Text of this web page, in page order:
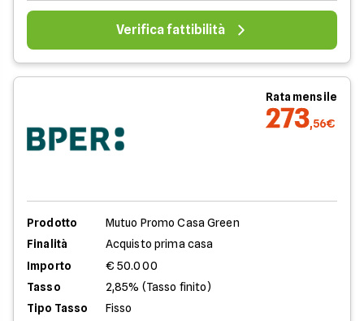
Verifica fattibilità
Rata mensile
273,56€
Prodotto
Mutuo Promo Casa Green
Finalità
Acquisto prima casa
Importo
€ 50.000
Tasso
2,85% (Tasso finito)
Tipo Tasso
Fisso